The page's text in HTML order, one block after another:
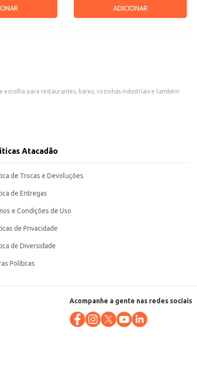
ADICIONAR
para restaurantes, bares, cozinhas industriais e também
um bom rendimento e facilita o armazenamento.
Atacadão
de Trocas e Devoluções
de Entregas
e Condições de Uso
de Privacidade
de Diversidade
Políticas
Acompanhe a gente nas redes sociais